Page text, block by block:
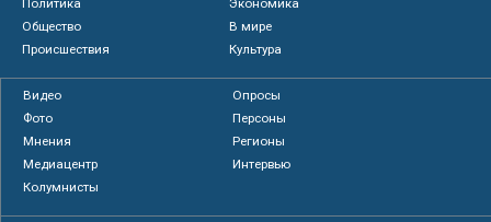
Политика
Экономика
Общество
В мире
Происшествия
Культура
Видео
Опросы
Фото
Персоны
Мнения
Регионы
Медиацентр
Интервью
Колумнисты